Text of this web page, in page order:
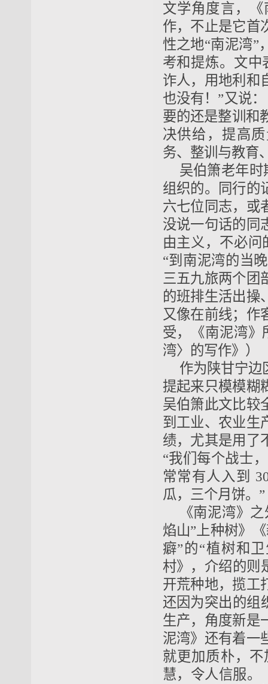
文学角度言，
作，不止是它首
性之地“南泥湾”
考和提炼。文中
诈人，用地利和
也没有！”又说
要的还是整训和
决供给，提高
务、整训与教育
吴伯箫老年
组织的。同行的
六七位同志，或
没说一句话的同
由主义，不必问
“到南泥湾的当
三五九旅两个团
的班排生活出操
又像在前线；
受，《南泥湾》
湾〉的写作》）
作为陕甘宁边
提起来只模模糊
吴伯箫此文比较
到工业、农业生
绩，尤其是用了
“我们每个战士
常常有人入到
瓜，三个月饼。”
《南泥湾》
焰山”上种树》
癖”的“植树和
村》，介绍的则
开荒种地，揽工
还因为突出的组
生产，角度新是
泥湾》还有着一
就更加质朴，
慧，令人信服。